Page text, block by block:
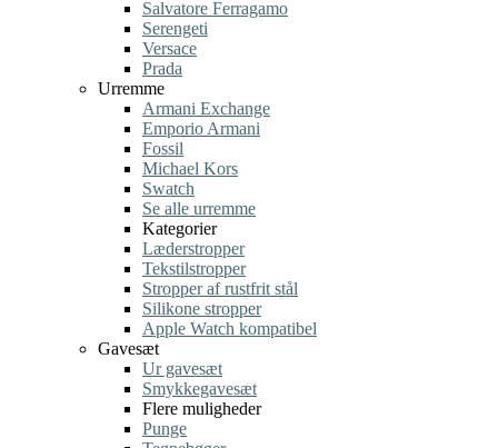
Salvatore Ferragamo
Serengeti
Versace
Prada
Urremme
Armani Exchange
Emporio Armani
Fossil
Michael Kors
Swatch
Se alle urremme
Kategorier
Læderstropper
Tekstilstropper
Stropper af rustfrit stål
Silikone stropper
Apple Watch kompatibel
Gavesæt
Ur gavesæt
Smykkegavesæt
Flere muligheder
Punge